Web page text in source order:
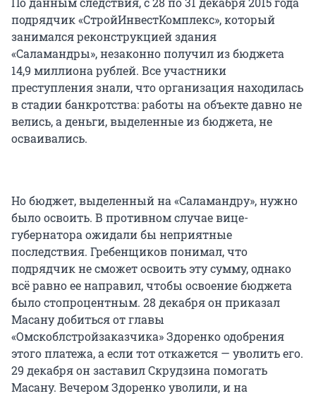
подрядчик «СтройИнвестКомплекс», который
занимался реконструкцией здания
«Саламандры», незаконно получил из бюджета
14,9 миллиона рублей. Все участники
преступления знали, что организация находилась
в стадии банкротства: работы на объекте давно не
велись, а деньги, выделенные из бюджета, не
осваивались.
Но бюджет, выделенный на «Саламандру», нужно
было освоить. В противном случае вице-
губернатора ожидали бы неприятные
последствия. Гребенщиков понимал, что
подрядчик не сможет освоить эту сумму, однако
всё равно ее направил, чтобы освоение бюджета
было стопроцентным. 28 декабря он приказал
Масану добиться от главы
«Омскоблстройзаказчика» Здоренко одобрения
этого платежа, а если тот откажется — уволить его.
29 декабря он заставил Скрудзина помогать
Масану. Вечером Здоренко уволили, и на